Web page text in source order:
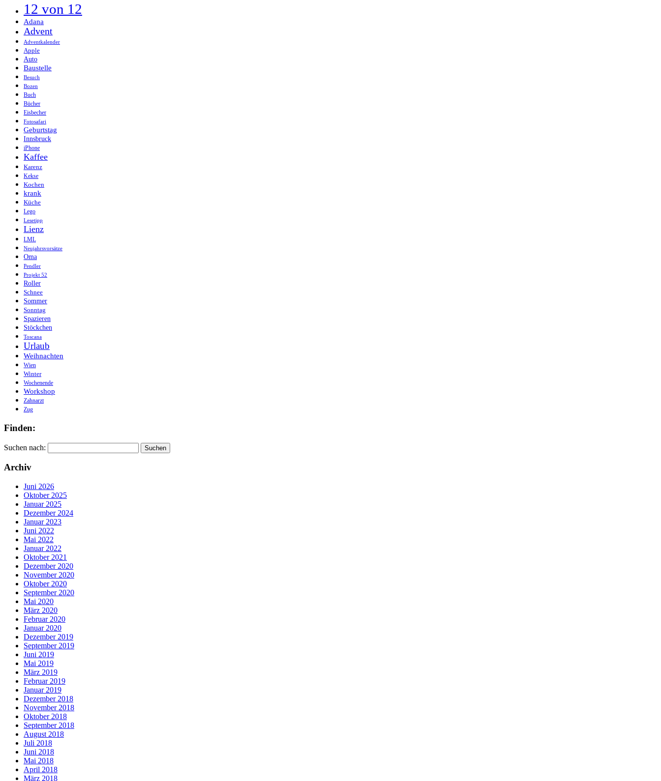
12 von 12
Adana
Advent
Adventkalender
Apple
Auto
Baustelle
Besuch
Bozen
Buch
Bücher
Eisbecher
Fotosafari
Geburtstag
Innsbruck
iPhone
Kaffee
Karenz
Kekse
Kochen
krank
Küche
Lego
Lesetipp
Lienz
LML
Neujahrsvorsätze
Oma
Pendler
Projekt 52
Roller
Schnee
Sommer
Sonntag
Spazieren
Stöckchen
Toscana
Urlaub
Weihnachten
Wien
Winter
Wochenende
Workshop
Zahnarzt
Zug
Finden:
Suchen nach:
Archiv
Juni 2026
Oktober 2025
Januar 2025
Dezember 2024
Januar 2023
Juni 2022
Mai 2022
Januar 2022
Oktober 2021
Dezember 2020
November 2020
Oktober 2020
September 2020
Mai 2020
März 2020
Februar 2020
Januar 2020
Dezember 2019
September 2019
Juni 2019
Mai 2019
März 2019
Februar 2019
Januar 2019
Dezember 2018
November 2018
Oktober 2018
September 2018
August 2018
Juli 2018
Juni 2018
Mai 2018
April 2018
März 2018